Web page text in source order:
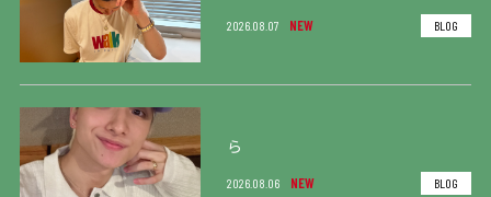
2026.08.07 NEW BLOG
ら
2026.08.06 NEW BLOG